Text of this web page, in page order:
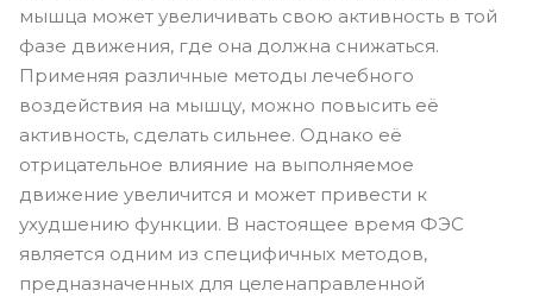
мышца может увеличивать свою активность в той
фазе движения, где она должна снижаться.
Применяя различные методы лечебного
воздействия на мышцу, можно повысить её
активность, сделать сильнее. Однако её
отрицательное влияние на выполняемое
движение увеличится и может привести к
ухудшению функции. В настоящее время ФЭС
является одним из специфичных методов,
предназначенных для целенаправленной